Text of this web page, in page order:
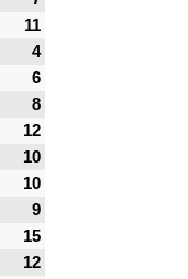
11
4
6
8
12
10
10
9
15
12